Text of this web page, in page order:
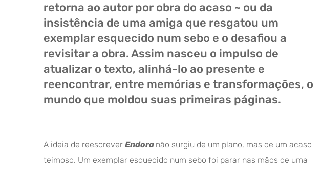
retorna ao autor por obra do acaso ~ ou da
insistência de uma amiga que resgatou um
exemplar esquecido num sebo e o desafiou a
revisitar a obra. Assim nasceu o impulso de
atualizar o texto, alinhá-lo ao presente e
reencontrar, entre memórias e transformações, o
mundo que moldou suas primeiras páginas.
A ideia de reescrever Endora não surgiu de um plano, mas de um acaso
teimoso. Um exemplar esquecido num sebo foi parar nas mãos de uma